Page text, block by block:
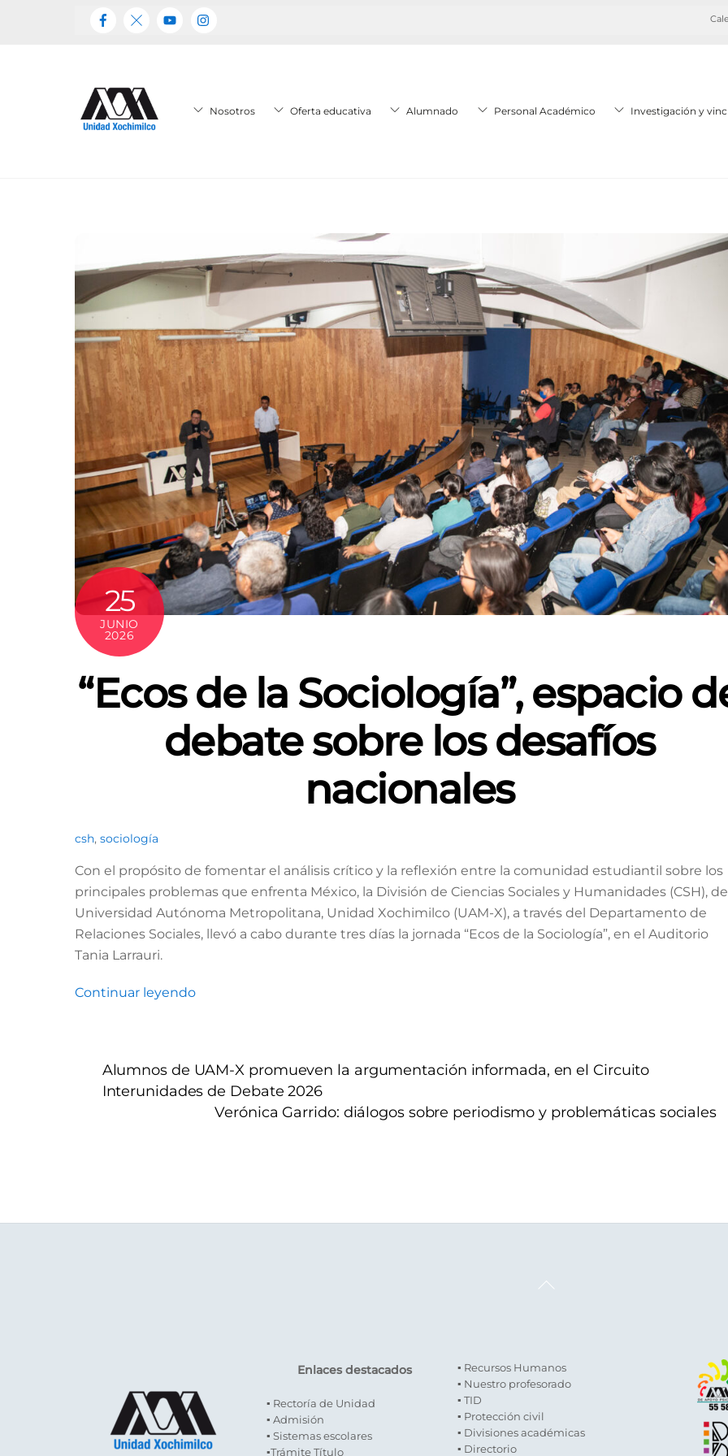
Nosotros Oferta educativa Alumnado Personal Académico Investigación y
25
JUNIO
2026
“Ecos de la Sociología”, espacio
debate sobre los desafíos
nacionales
csh, sociología
Con el propósito de fomentar el análisis crítico y la reflexión entre la comunidad estudiantil sobre los
principales problemas que enfrenta México, la División de Ciencias Sociales y Humanidades (CSH),
Universidad Autónoma Metropolitana, Unidad Xochimilco (UAM-X), a través del Departamento de
Relaciones Sociales, llevó a cabo durante tres días la jornada “Ecos de la Sociología”, en el Auditorio
Tania Larrauri.
Continuar leyendo
Alumnos de UAM-X promueven la argumentación informada, en el Circuito
Interunidades de Debate 2026
Verónica Garrido: diálogos sobre periodismo y problemáticas sociales
Back
Enlaces destacados
▪ Rectoría de Unidad
▪ Admisión
▪ Sistemas escolares
▪Trámite Título
▪ Recursos Humanos
▪ Nuestro profesorado
▪ TID
▪ Protección civil
▪ Divisiones académicas
▪ Directorio